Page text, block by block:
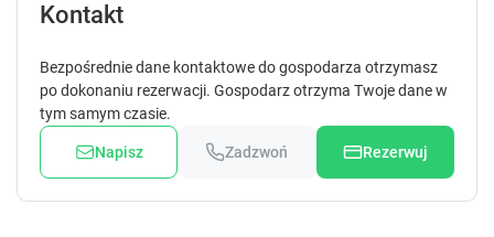
Kontakt
Bezpośrednie dane kontaktowe do gospodarza otrzymasz
po dokonaniu rezerwacji. Gospodarz otrzyma Twoje dane w
tym samym czasie.
Napisz Zadzwoń Rezerwuj